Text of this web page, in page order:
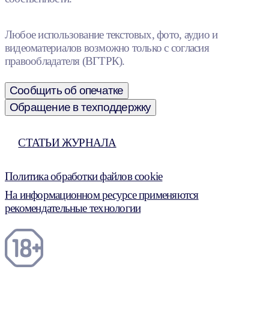
Любое использование текстовых, фото, аудио и
видеоматериалов возможно только с согласия
правообладателя (ВГТРК).
Сообщить об опечатке
Обращение в техподдержку
СТАТЬИ ЖУРНАЛА
Политика обработки файлов cookie
На информационном ресурсе применяются
рекомендательные технологии